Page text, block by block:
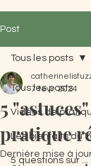
Post
Tous les posts
Vidéos de
Les bienfaits du
5 questions sur ...
Tous les posts
5
pratique
7 févr. 2024
Dernière mise à